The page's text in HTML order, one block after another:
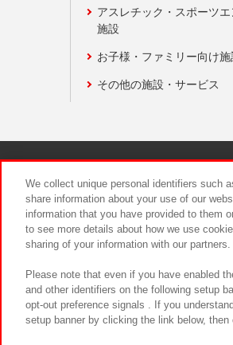
アスレチック・スポーツエ
施設
お子様・ファミリー向け施
その他の施設・サービス
We collect unique personal identifiers such
share information about your use of our
information that you have provided to them
to see more details about how we use
sharing of your information with our
Please note that even if you have enabled
and other identifiers on the following setup
opt-out preference signals . If you
setup banner by clicking the link below,